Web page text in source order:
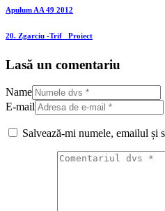
Apulum AA 49 2012
20. Zgarciu -Trif_ Proiect
Lasă un comentariu
Name
E-mail
Salvează-mi numele, emailul și